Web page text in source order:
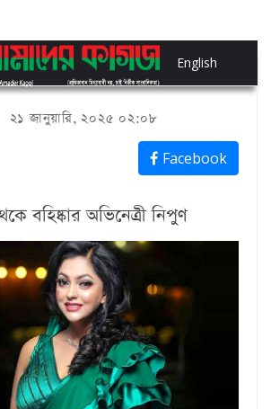
English
২১ জানুয়ারি, ২০২৫ ০২:০৮
Facebook
বহিষ্কার অভিনেত্রী নিপুণ